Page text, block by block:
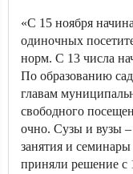
«С 15 ноября
одиночных
норм. С 13 числа
По образованию
главам
свободного
очно. Сузы и вузы
занятия и
приняли решение с